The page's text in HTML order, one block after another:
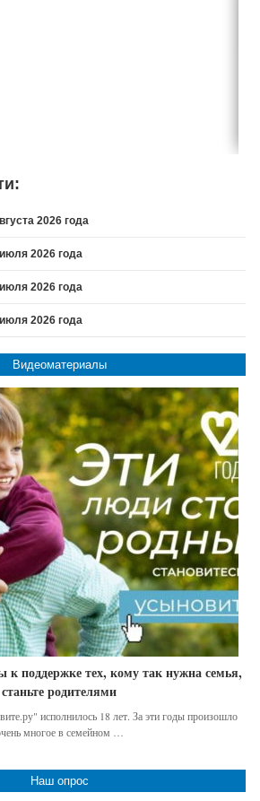
2026 года
2026 года
2026 года
2026 года
Видеоматериалы
к поддержке тех, кому так нужна семья,
станьте родителями
исполнилось 18 лет. За эти годы произошло
многое в семейном …
Наш опрос